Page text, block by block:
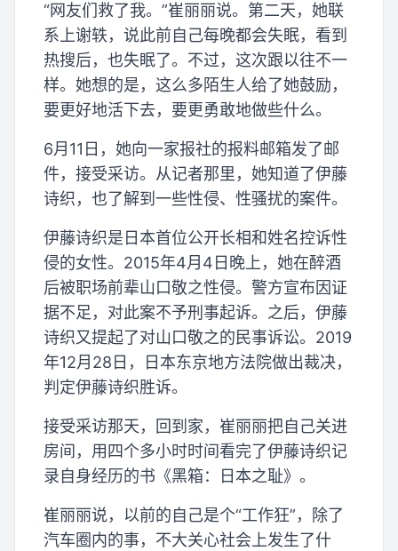
“网友们救了我。”崔丽丽说。第二天，她联
系上谢轶，说此前自己每晚都会失眠，看到
热搜后，也失眠了。不过，这次跟以往不一
样。她想的是，这么多陌生人给了她鼓励，
要更好地活下去，要更勇敢地做些什么。
6月11日，她向一家报社的报料邮箱发了邮
件，接受采访。从记者那里，她知道了伊藤
诗织，也了解到一些性侵、性骚扰的案件。
伊藤诗织是日本首位公开长相和姓名控诉性
侵的女性。2015年4月4日晚上，她在醉酒
后被职场前辈山口敬之性侵。警方宣布因证
据不足，对此案不予刑事起诉。之后，伊藤
诗织又提起了对山口敬之的民事诉讼。2019
年12月28日，日本东京地方法院做出裁决，
判定伊藤诗织胜诉。
接受采访那天，回到家，崔丽丽把自己关进
房间，用四个多小时时间看完了伊藤诗织记
录自身经历的书《黑箱：日本之耻》。
崔丽丽说，以前的自己是个“工作狂”，除了
汽车圈内的事，不大关心社会上发生了什